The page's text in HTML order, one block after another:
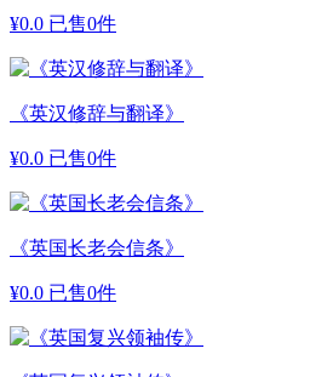
¥0.0 已售0件
《英汉修辞与翻译》
¥0.0 已售0件
《英国长老会信条》
¥0.0 已售0件